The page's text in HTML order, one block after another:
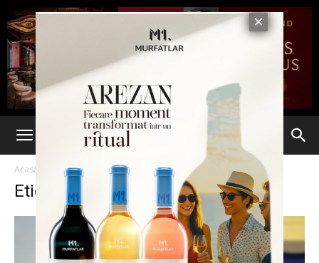
Acasă Etichete ALDE Iasi
Etichetă: ALDE Iasi